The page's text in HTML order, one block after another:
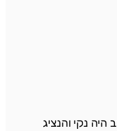
נקי והנציג